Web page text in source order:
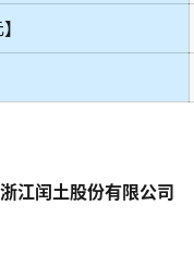
浙江闰土股份有限公司